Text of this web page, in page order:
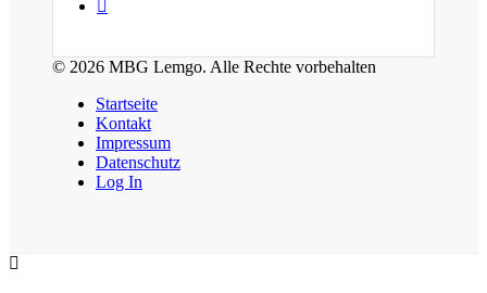
© 2026 MBG Lemgo. Alle Rechte vorbehalten
Startseite
Kontakt
Impressum
Datenschutz
Log In